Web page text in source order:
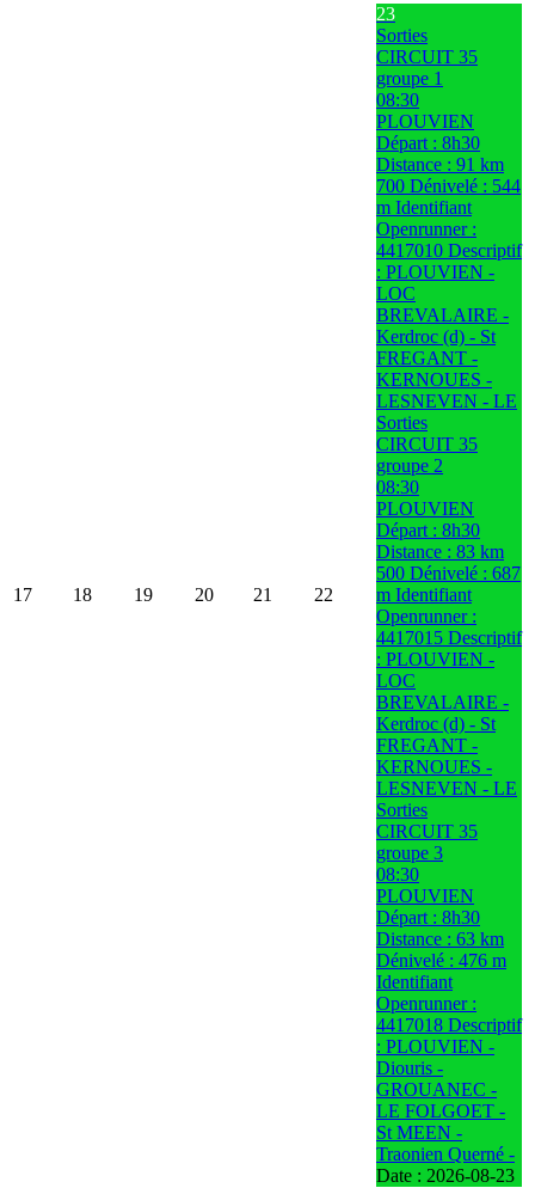
17 18 19 20 21 22
23
Sorties
CIRCUIT 35
groupe 1
08:30
PLOUVIEN
Départ : 8h30
Distance : 91 km
700 Dénivelé : 544
m Identifiant
Openrunner :
4417010 Descriptif
: PLOUVIEN -
LOC
BREVALAIRE -
Kerdroc (d) - St
FREGANT -
KERNOUES -
LESNEVEN - LE
Sorties
CIRCUIT 35
groupe 2
08:30
PLOUVIEN
Départ : 8h30
Distance : 83 km
500 Dénivelé : 687
m Identifiant
Openrunner :
4417015 Descriptif
: PLOUVIEN -
LOC
BREVALAIRE -
Kerdroc (d) - St
FREGANT -
KERNOUES -
LESNEVEN - LE
Sorties
CIRCUIT 35
groupe 3
08:30
PLOUVIEN
Départ : 8h30
Distance : 63 km
Dénivelé : 476 m
Identifiant
Openrunner :
4417018 Descriptif
: PLOUVIEN -
Diouris -
GROUANEC -
LE FOLGOET -
St MEEN -
Traonien Querné -
Date : 2026-08-23